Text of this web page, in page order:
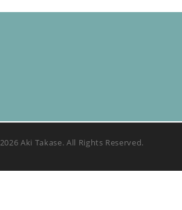
Aki Takase. All Rights Reserved.